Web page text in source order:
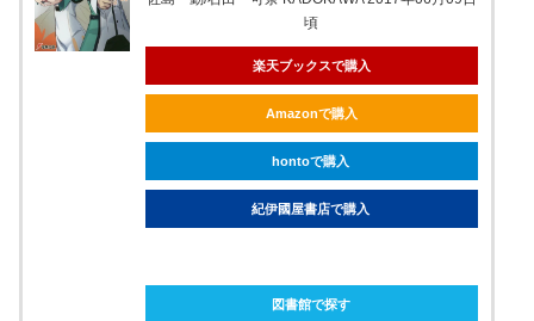
頃
楽天ブックスで購入
Amazonで購入
hontoで購入
紀伊國屋書店で購入
図書館で探す